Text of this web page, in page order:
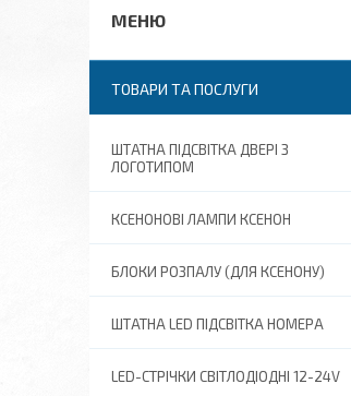
ТОВАРИ ТА ПОСЛУГИ
ШТАТНА ПІДСВІТКА ДВЕРІ З
ЛОГОТИПОМ
КСЕНОНОВІ ЛАМПИ КСЕНОН
БЛОКИ РОЗПАЛУ (ДЛЯ КСЕНОНУ)
ШТАТНА LED ПІДСВІТКА НОМЕРА
LED-СТРІЧКИ СВІТЛОДІОДНІ 12-24V